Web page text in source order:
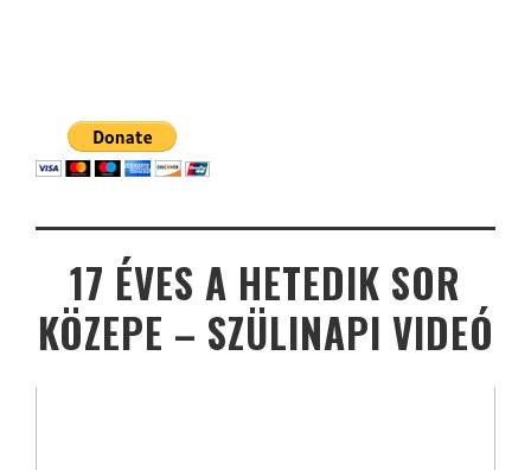
17 ÉVES A HETEDIK SOR
KÖZEPE – SZÜLINAPI VIDEÓ